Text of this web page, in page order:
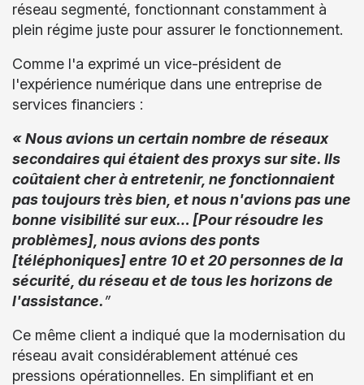
réseau segmenté, fonctionnant constamment à
plein régime juste pour assurer le fonctionnement.
Comme l'a exprimé un vice-président de
l'expérience numérique dans une entreprise de
services financiers :
« Nous avions un certain nombre de réseaux
secondaires qui étaient des proxys sur site. Ils
coûtaient cher à entretenir, ne fonctionnaient
pas toujours très bien, et nous n'avions pas une
bonne visibilité sur eux… [Pour résoudre les
problèmes], nous avions des ponts
[téléphoniques] entre 10 et 20 personnes de la
sécurité, du réseau et de tous les horizons de
l'assistance.”
Ce même client a indiqué que la modernisation du
réseau avait considérablement atténué ces
pressions opérationnelles. En simplifiant et en